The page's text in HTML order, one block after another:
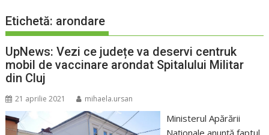
Etichetă: arondare
UpNews: Vezi ce județe va deservi centruk
mobil de vaccinare arondat Spitalului Militar
din Cluj
21 aprilie 2021 mihaela.ursan
Ministerul Apărării